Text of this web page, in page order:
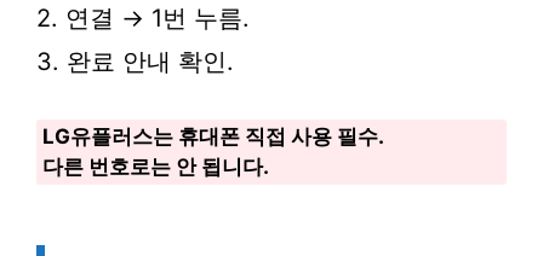
2. 연결 → 1번 누름.
3. 완료 안내 확인.
LG유플러스는 휴대폰 직접 사용 필수.
다른 번호로는 안 됩니다.